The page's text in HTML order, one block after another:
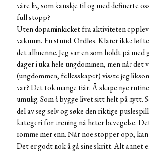
våre liv, som kanskje til og med definerte
full stopp?
Uten dopaminkicket fra aktiviteten
vakuum. En stund. Ordløs. Klarer ikke
det allmenne. Jeg var en som holdt på med
dager i uka hele ungdommen, men når det
(ungdommen, fellesskapet) visste jeg
var? Det tok mange tiår. Å skape nye
umulig. Som å bygge livet sitt helt på nytt.
del av seg selv og søke den riktige
kategori for trening nå heter bevegelse.
romme mer enn. Når noe stopper opp,
Det er godt nok å gå sine skritt. Alt annet